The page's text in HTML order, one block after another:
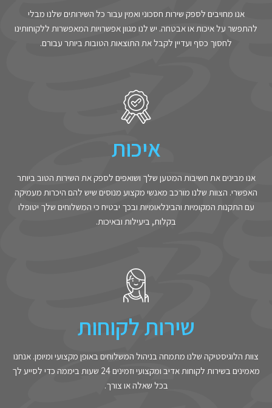
אנו מחויבים לספק שירות חסכוני ואמין עבור כל השירותים שלנו מבלי
להתפשר על איכות או אבטחה. יש לנו מגוון אפשרויות המאפשרות ללקוחותינו
לחסוך כסף ועדיין לקבל את התוצאות הטובות ביותר עבורם.
איכות
אנו מבינים את חשיבות המטען שלך ושואפים לספק את השירות הטוב ביותר
האפשרי. הצוות שלנו מורכב מאנשי מקצוע מנוסים שיש להם היכרות מעמיקה
עם התקנות המקומיות והבינלאומיות ובכך יבטיח כי המשלוחים שלך יטופלו
בקלות, ביעילות ובאיכות.
שירות לקוחות
צוות הלוגיסטיקה שלנו מתמחה בניהול המשלוחים באופן מקצועי ומיומן. אנחנו
מאמינים בשירות לקוחות אדיב ומקצועי וזמינים 24 שעות ביממה כדי לסייע לך
בכל שאלה או צורך.